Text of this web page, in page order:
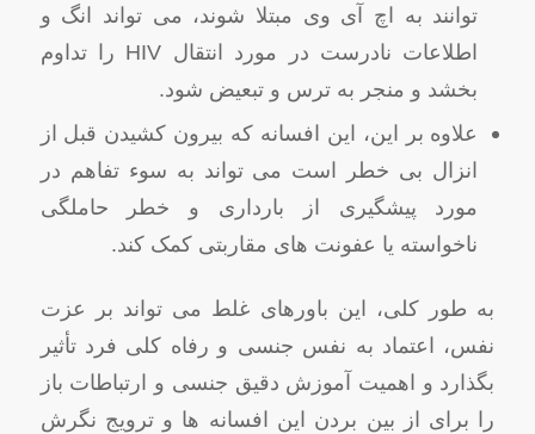
توانند به اچ آی وی مبتلا شوند، می تواند انگ و
اطلاعات نادرست در مورد انتقال HIV را تداوم
بخشد و منجر به ترس و تبعیض شود.
علاوه بر این، این افسانه که بیرون کشیدن قبل از
انزال بی خطر است می تواند به سوء تفاهم در
مورد پیشگیری از بارداری و خطر حاملگی
ناخواسته یا عفونت های مقاربتی کمک کند.
به طور کلی، این باورهای غلط می تواند بر عزت
نفس، اعتماد به نفس جنسی و رفاه کلی فرد تأثیر
بگذارد و اهمیت آموزش دقیق جنسی و ارتباطات باز
را برای از بین بردن این افسانه ها و ترویج نگرش